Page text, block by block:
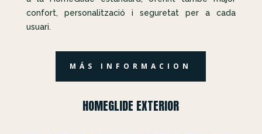
confort, personalització i seguretat per a cada
usuari.
MÁS INFORMACION
HOMEGLIDE EXTERIOR